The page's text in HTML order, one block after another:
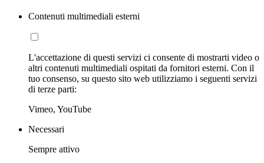
Contenuti multimediali esterni
L'accettazione di questi servizi ci consente di mostrarti video o
altri contenuti multimediali ospitati da fornitori esterni. Con il
tuo consenso, su questo sito web utilizziamo i seguenti servizi
di terze parti:
Vimeo, YouTube
Necessari
Sempre attivo